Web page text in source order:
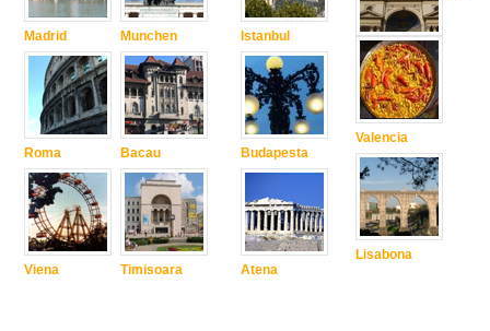
Madrid
Roma
Viena
Munchen
Bacau
Timisoara
Istanbul
Budapesta
Atena
Valencia
Lisabona